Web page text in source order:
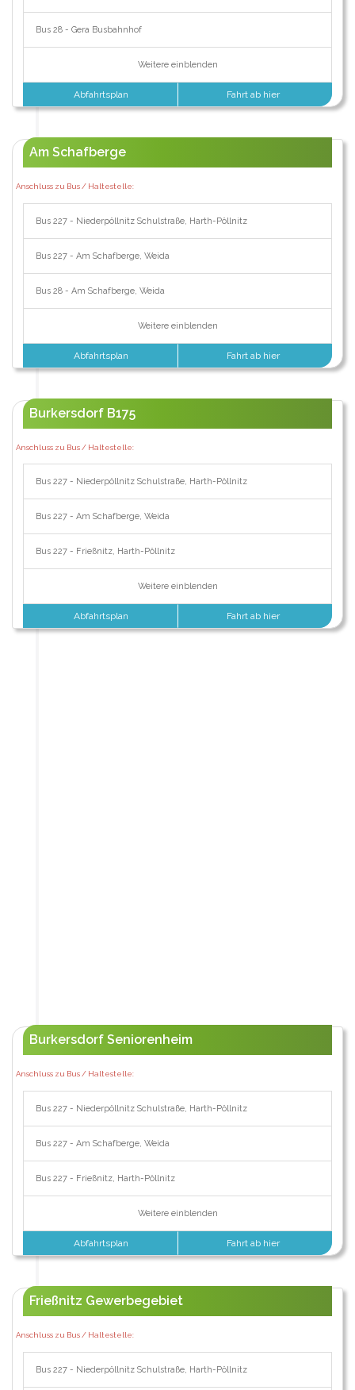
Bus 28 - Gera Busbahnhof
Weitere einblenden
Abfahrtsplan Fahrt ab hier
Am Schafberge
Anschluss zu Bus / Haltestelle:
Bus 227 - Niederpöllnitz Schulstraße, Harth-Pöllnitz
Bus 227 - Am Schafberge, Weida
Bus 28 - Am Schafberge, Weida
Weitere einblenden
Abfahrtsplan Fahrt ab hier
Burkersdorf B175
Anschluss zu Bus / Haltestelle:
Bus 227 - Niederpöllnitz Schulstraße, Harth-Pöllnitz
Bus 227 - Am Schafberge, Weida
Bus 227 - Frießnitz, Harth-Pöllnitz
Weitere einblenden
Abfahrtsplan Fahrt ab hier
Burkersdorf Seniorenheim
Anschluss zu Bus / Haltestelle:
Bus 227 - Niederpöllnitz Schulstraße, Harth-Pöllnitz
Bus 227 - Am Schafberge, Weida
Bus 227 - Frießnitz, Harth-Pöllnitz
Weitere einblenden
Abfahrtsplan Fahrt ab hier
Frießnitz Gewerbegebiet
Anschluss zu Bus / Haltestelle:
Bus 227 - Niederpöllnitz Schulstraße, Harth-Pöllnitz